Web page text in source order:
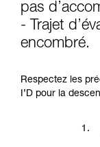
Nous
liées à
pas
- Trajet
encombré.
Respectez les
I’D pour la